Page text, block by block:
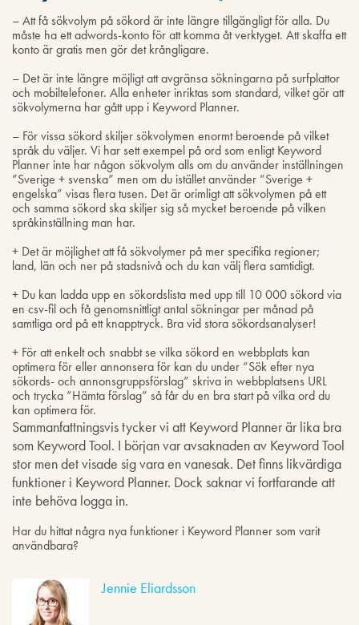
– Att få sökvolym på sökord är inte längre tillgängligt för alla. Du
måste ha ett adwords-konto för att komma åt verktyget. Att skaffa ett
konto är gratis men gör det krångligare.
– Det är inte längre möjligt att avgränsa sökningarna på surfplattor
och mobiltelefoner. Alla enheter inriktas som standard, vilket gör att
sökvolymerna har gått upp i Keyword Planner.
– För vissa sökord skiljer sökvolymen enormt beroende på vilket
språk du väljer. Vi har sett exempel på ord som enligt Keyword
Planner inte har någon sökvolym alls om du använder inställningen
”Sverige + svenska” men om du istället använder ”Sverige +
engelska” visas flera tusen. Det är orimligt att sökvolymen på ett
och samma sökord ska skiljer sig så mycket beroende på vilken
språkinställning man har.
+ Det är möjlighet att få sökvolymer på mer specifika regioner;
land, län och ner på stadsnivå och du kan välj flera samtidigt.
+ Du kan ladda upp en sökordslista med upp till 10 000 sökord via
en csv-fil och få genomsnittligt antal sökningar per månad på
samtliga ord på ett knapptryck. Bra vid stora sökordsanalyser!
+ För att enkelt och snabbt se vilka sökord en webbplats kan
optimera för eller annonsera för kan du under ”Sök efter nya
sökords- och annonsgruppsförslag” skriva in webbplatsens URL
och trycka ”Hämta förslag” så får du en bra start på vilka ord du
kan optimera för.
Sammanfattningsvis tycker vi att Keyword Planner är lika bra
som Keyword Tool. I början var avsaknaden av Keyword Tool
stor men det visade sig vara en vanesak. Det finns likvärdiga
funktioner i Keyword Planner. Dock saknar vi fortfarande att
inte behöva logga in.
Har du hittat några nya funktioner i Keyword Planner som varit
användbara?
Jennie Eliardsson